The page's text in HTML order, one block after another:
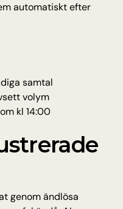
automatiskt efter
samtal
volym
kl 14:00
genom ändlösa